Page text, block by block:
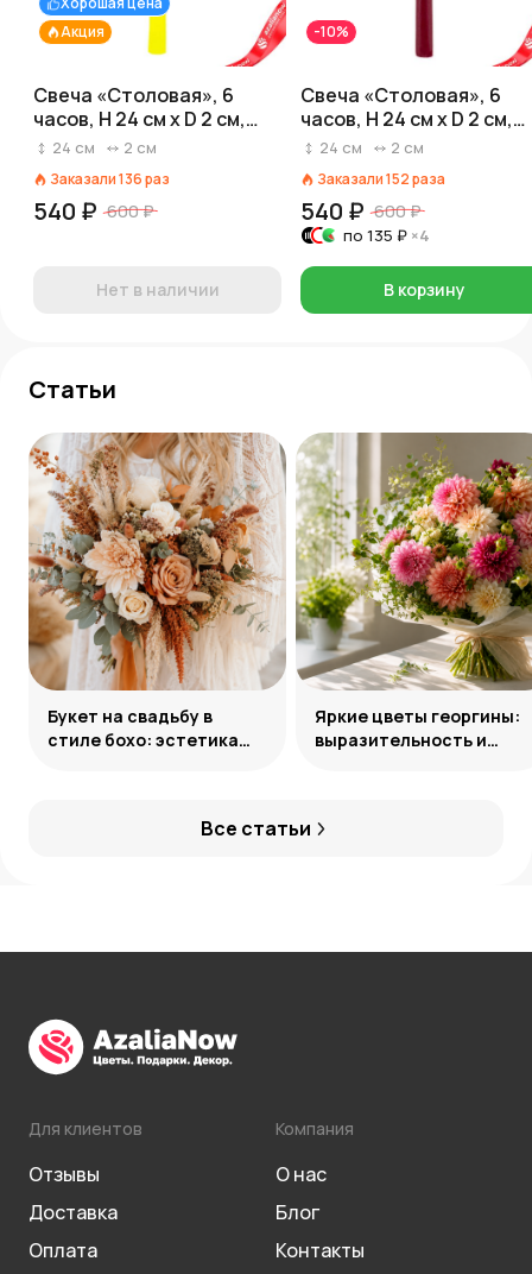
Акция
Свеча «Столовая», 6
часов, H 24 см x D 2 см,
желтый
24 см 2 см
Заказали136раз
540 ₽ 600 ₽
Нет в наличии
-10%
Свеча «Столовая», 6
часов, H 24 см x D 2 см,
бордовый
24 см 2 см
Заказали152раза
540 ₽ 600 ₽
по 135 ₽ ×4
В корзину
Статьи
Все статьи
Букет на свадьбу в
стиле бохо: эстетика
Яркие цветы георгины:
выразительность и
Для клиентов
Отзывы
Доставка
Оплата
Компания
О нас
Блог
Контакты